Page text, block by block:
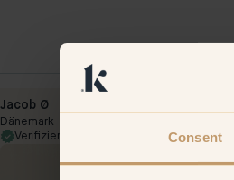
Consent
Jacob Ø
Dänemark
Verifizierter Kunde